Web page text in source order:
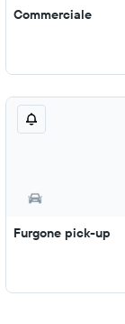
Commerciale
Furgone pick-up